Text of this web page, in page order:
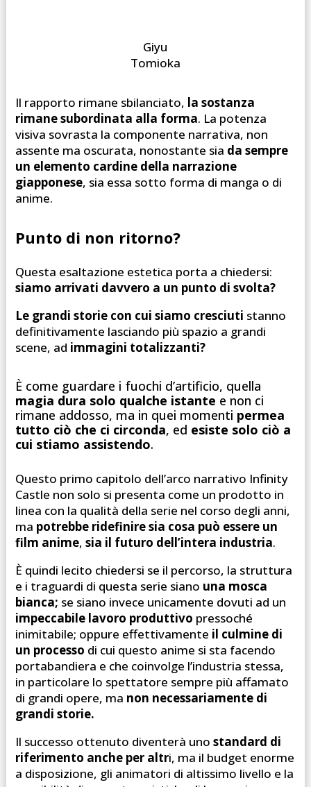
Giyu
Tomioka
Il rapporto rimane sbilanciato, la sostanza
rimane subordinata alla forma. La potenza
visiva sovrasta la componente narrativa, non
assente ma oscurata, nonostante sia da sempre
un elemento cardine della narrazione
giapponese, sia essa sotto forma di manga o di
anime.
Punto di non ritorno?
Questa esaltazione estetica porta a chiedersi:
siamo arrivati davvero a un punto di svolta?
Le grandi storie con cui siamo cresciuti stanno
definitivamente lasciando più spazio a grandi
scene, ad immagini totalizzanti?
È come guardare i fuochi d’artificio, quella
magia dura solo qualche istante e non ci
rimane addosso, ma in quei momenti permea
tutto ciò che ci circonda, ed esiste solo ciò a
cui stiamo assistendo.
Questo primo capitolo dell’arco narrativo Infinity
Castle non solo si presenta come un prodotto in
linea con la qualità della serie nel corso degli anni,
ma potrebbe ridefinire sia cosa può essere un
film anime, sia il futuro dell’intera industria.
È quindi lecito chiedersi se il percorso, la struttura
e i traguardi di questa serie siano una mosca
bianca; se siano invece unicamente dovuti ad un
impeccabile lavoro produttivo pressoché
inimitabile; oppure effettivamente il culmine di
un processo di cui questo anime si sta facendo
portabandiera e che coinvolge l’industria stessa,
in particolare lo spettatore sempre più affamato
di grandi opere, ma non necessariamente di
grandi storie.
Il successo ottenuto diventerà uno standard di
riferimento anche per altri, ma il budget enorme
a disposizione, gli animatori di altissimo livello e la